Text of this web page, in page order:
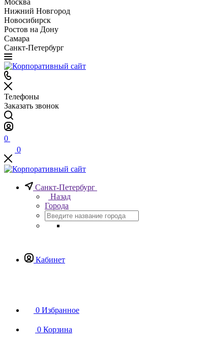
Москва
Нижний Новгород
Новосибирск
Ростов на Дону
Самара
Санкт-Петербург
Телефоны
Заказать звонок
0
0
Санкт-Петербург
Назад
Города
Кабинет
0 Избранное
0 Корзина